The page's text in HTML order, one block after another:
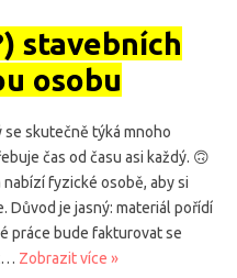
stavebních
osobu
se skutečně týká mnoho
čas od času asi každý. 🙃
fyzické osobě, aby si
Důvod je jasný: materiál pořídí
práce bude fakturovat se
Zobrazit více »